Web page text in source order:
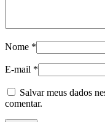
Nome *
E-mail *
Salvar meus dados
comentar.